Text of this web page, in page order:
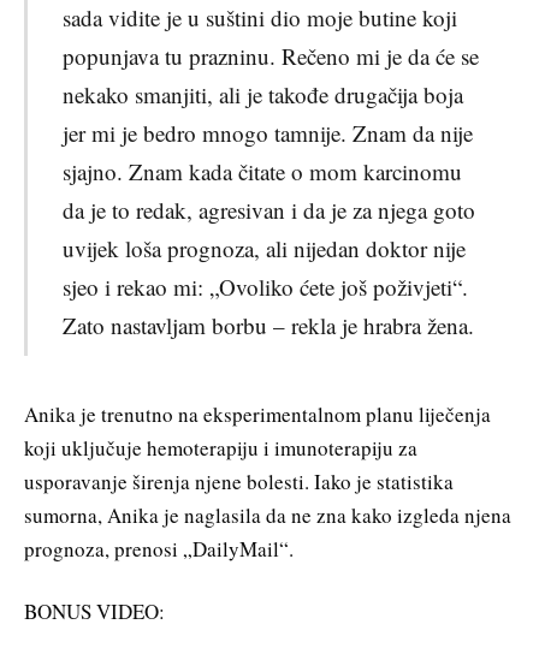
sada vidite je u suštini dio moje butine koji
popunjava tu prazninu. Rečeno mi je da će se
nekako smanjiti, ali je takođe drugačija boja
jer mi je bedro mnogo tamnije. Znam da nije
sjajno. Znam kada čitate o mom karcinomu
da je to redak, agresivan i da je za njega goto
uvijek loša prognoza, ali nijedan doktor nije
sjeo i rekao mi: „Ovoliko ćete još poživjeti“.
Zato nastavljam borbu – rekla je hrabra žena.
Anika je trenutno na eksperimentalnom planu liječenja
koji uključuje hemoterapiju i imunoterapiju za
usporavanje širenja njene bolesti. Iako je statistika
sumorna, Anika je naglasila da ne zna kako izgleda njena
prognoza, prenosi „DailyMail“.
BONUS VIDEO: